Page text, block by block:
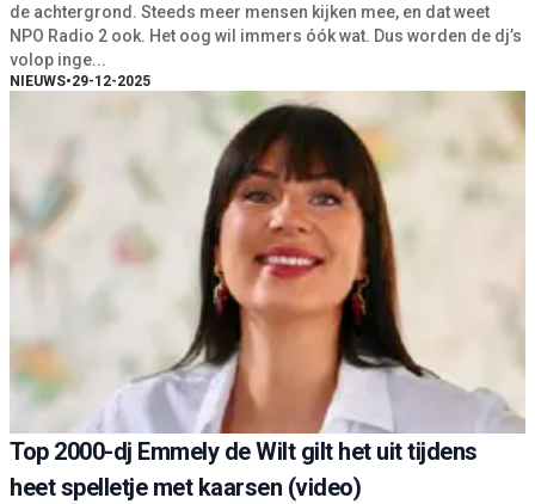
de achtergrond. Steeds meer mensen kijken mee, en dat weet
NPO Radio 2 ook. Het oog wil immers óók wat. Dus worden de dj’s
volop inge...
NIEUWS•29-12-2025
Top 2000-dj Emmely de Wilt gilt het uit tijdens
heet spelletje met kaarsen (video)